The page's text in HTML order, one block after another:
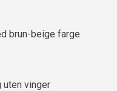
brun-beige farge
vinger